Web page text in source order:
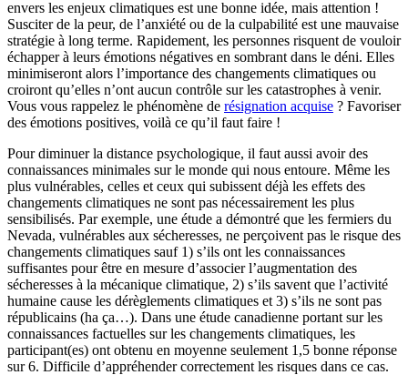
envers les enjeux climatiques est une bonne idée, mais attention !
Susciter de la peur, de l’anxiété ou de la culpabilité est une mauvaise
stratégie à long terme. Rapidement, les personnes risquent de vouloir
échapper à leurs émotions négatives en sombrant dans le déni. Elles
minimiseront alors l’importance des changements climatiques ou
croiront qu’elles n’ont aucun contrôle sur les catastrophes à venir.
Vous vous rappelez le phénomène de résignation acquise ? Favoriser
des émotions positives, voilà ce qu’il faut faire !
Pour diminuer la distance psychologique, il faut aussi avoir des
connaissances minimales sur le monde qui nous entoure. Même les
plus vulnérables, celles et ceux qui subissent déjà les effets des
changements climatiques ne sont pas nécessairement les plus
sensibilisés. Par exemple, une étude a démontré que les fermiers du
Nevada, vulnérables aux sécheresses, ne perçoivent pas le risque des
changements climatiques sauf 1) s’ils ont les connaissances
suffisantes pour être en mesure d’associer l’augmentation des
sécheresses à la mécanique climatique, 2) s’ils savent que l’activité
humaine cause les dérèglements climatiques et 3) s’ils ne sont pas
républicains (ha ça…). Dans une étude canadienne portant sur les
connaissances factuelles sur les changements climatiques, les
participant(es) ont obtenu en moyenne seulement 1,5 bonne réponse
sur 6. Difficile d’appréhender correctement les risques dans ce cas.